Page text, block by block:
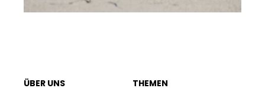
ÜBER UNS THEMEN